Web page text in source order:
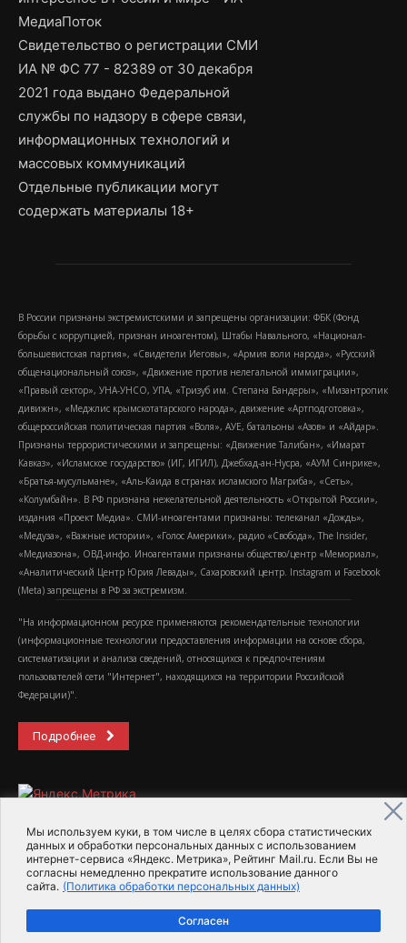
Мы используем куки, в том числе в целях сбора статистических
данных и обработки персональных данных с использованием
интернет-сервиса «Яндекс. Метрика», Рейтинг Mail.ru. Если Вы не
согласны немедленно прекратите использование данного
сайта. (Политика обработки персональных данных)
Согласен
МедиаПоток
Свидетельство о регистрации СМИ
ИА № ФС 77 - 82389 от 30 декабря
2021 года выдано Федеральной
службы по надзору в сфере связи,
информационных технологий и
массовых коммуникаций
Отдельные публикации могут
содержать материалы 18+
В России признаны экстремистскими и запрещены организации: ФБК (Фонд
борьбы с коррупцией, признан иноагентом), Штабы Навального, «Национал-
большевистская партия», «Свидетели Иеговы», «Армия воли народа», «Русский
общенациональный союз», «Движение против нелегальной иммиграции»,
«Правый сектор», УНА-УНСО, УПА, «Тризуб им. Степана Бандеры», «Мизантропик
дивижн», «Меджлис крымскотатарского народа», движение «Артподготовка»,
общероссийская политическая партия «Воля», АУЕ, батальоны «Азов» и «Айдар».
Признаны террористическими и запрещены: «Движение Талибан», «Имарат
Кавказ», «Исламское государство» (ИГ, ИГИЛ), Джебхад-ан-Нусра, «АУМ Синрике»,
«Братья-мусульмане», «Аль-Каида в странах исламского Магриба», «Сеть»,
«Колумбайн». В РФ признана нежелательной деятельность «Открытой России»,
издания «Проект Медиа». СМИ-иноагентами признаны: телеканал «Дождь»,
«Медуза», «Важные истории», «Голос Америки», радио «Свобода», The Insider,
«Медиазона», ОВД-инфо. Иноагентами признаны общество/центр «Мемориал»,
«Аналитический Центр Юрия Левады», Сахаровский центр. Instagram и Facebook
(Metа) запрещены в РФ за экстремизм.
"На информационном ресурсе применяются рекомендательные технологии
(информационные технологии предоставления информации на основе сбора,
систематизации и анализа сведений, относящихся к предпочтениям
пользователей сети "Интернет", находящихся на территории Российской
Федерации)".
Подробнее
2015-2026- Информационное агентство МедиаПоток
Для справки Об издании
Пользовательское соглашение
Политика обработки персональных данных